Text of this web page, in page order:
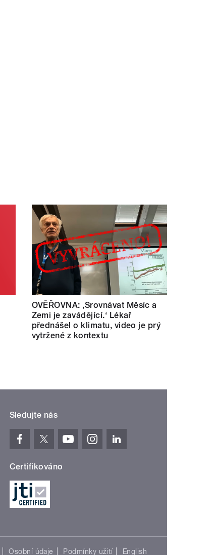
OVĚŘOVNA: ‚Srovnávat Měsíc a
Zemi je zavádějící.‘ Lékař
přednášel o klimatu, video je prý
vytržené z kontextu
Sledujte nás
Certifikováno
Osobní údaje Podmínky užití English